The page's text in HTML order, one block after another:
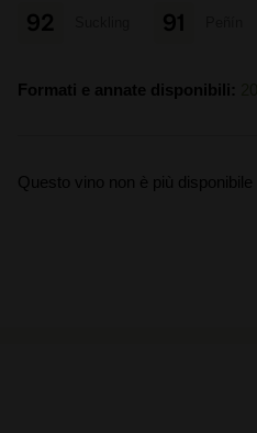
92 91
Formati e annate disponibili:
Questo vino non è più disponibile